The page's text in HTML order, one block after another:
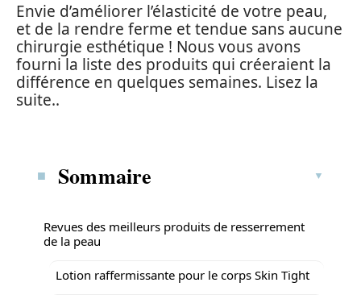
Envie d’améliorer l’élasticité de votre peau,
et de la rendre ferme et tendue sans aucune
chirurgie esthétique ! Nous vous avons
fourni la liste des produits qui créeraient la
différence en quelques semaines. Lisez la
suite..
Sommaire
Revues des meilleurs produits de resserrement
de la peau
Lotion raffermissante pour le corps Skin Tight